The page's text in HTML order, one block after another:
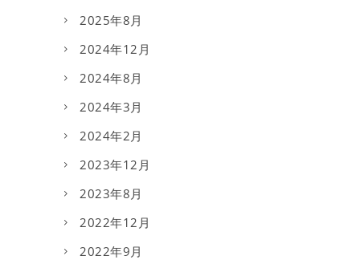
2025年8月
2024年12月
2024年8月
2024年3月
2024年2月
2023年12月
2023年8月
2022年12月
2022年9月